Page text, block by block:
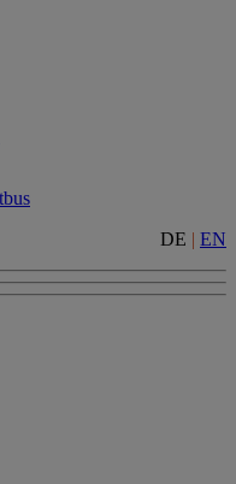
DE | EN